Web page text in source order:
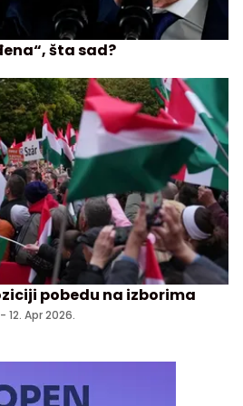
šta sad?
pobedu na izborima
12. Apr 2026.